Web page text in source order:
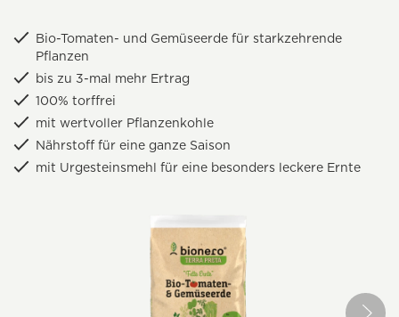
Bio-Tomaten- und Gemüseerde für starkzehrende
Pflanzen
bis zu 3-mal mehr Ertrag
100% torffrei
mit wertvoller Pflanzenkohle
Nährstoff für eine ganze Saison
mit Urgesteinsmehl für eine besonders leckere Ernte